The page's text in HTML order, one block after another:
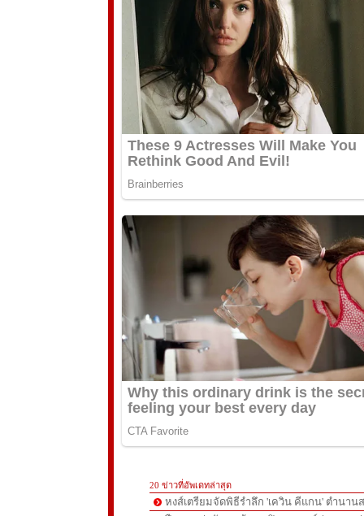
20 ข่าวที่อัพเดทล่าสุด
หงส์เตรียมจัดพิธีรำลึก 'เควิน คีแกน' ตำนาน